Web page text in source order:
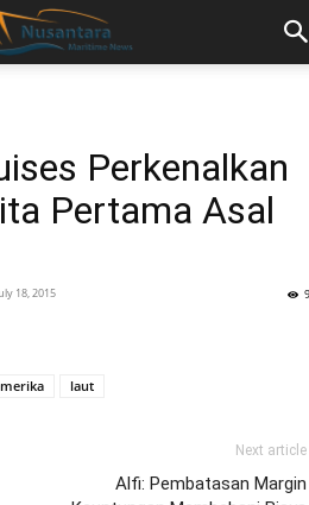
Perkenalkan
Pertama Asal
18, 2015
laut
Next article
Alfi: Pembatasan Margin